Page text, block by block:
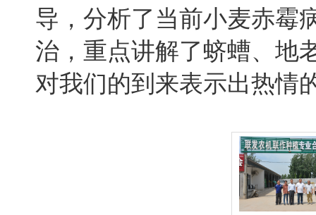
导，分析了当前小麦赤霉
治，重点讲解了蛴螬、地
对我们的到来表示出热情